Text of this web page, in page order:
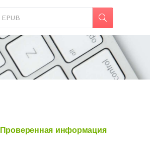
Проверенная информация